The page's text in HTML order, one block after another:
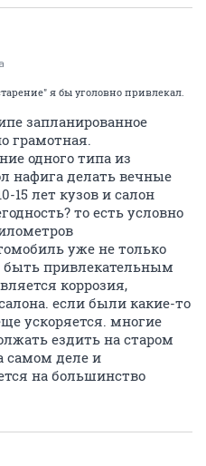
я бы уголовно привлекал.
запланированное
грамотная.
одного типа из
нафига делать вечные
15 лет кузов и салон
то есть условно
уже не только
быть привлекательным
коррозия,
если были какие-то
ускоряется. многие
ездить на старом
самом деле и
на большинство